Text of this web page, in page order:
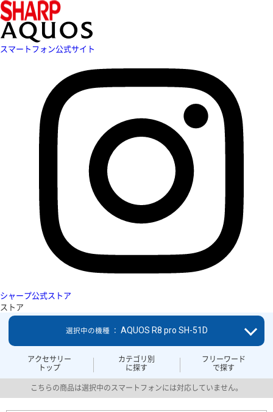
スマートフォン公式サイト
シャープ公式ストア
ストア
アクセサリー
トップ
カテゴリ別
に探す
フリーワード
で探す
選択中の機種 ： AQUOS R8 pro SH-51D
こちらの商品は選択中のスマートフォンには対応していません。